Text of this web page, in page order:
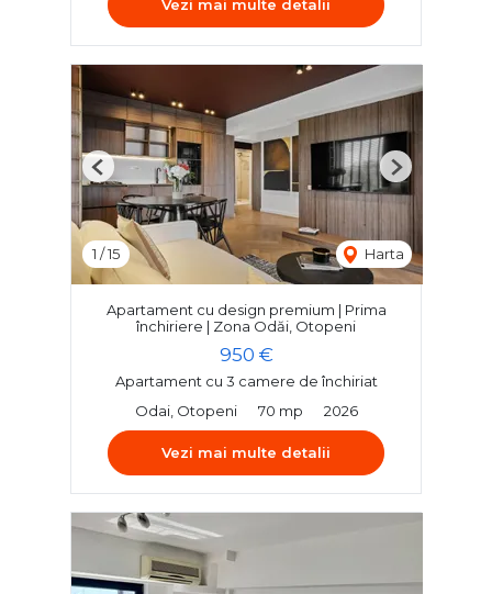
Vezi mai multe detalii
1 /15 Harta
Previous Next
Apartament cu design premium | Prima
închiriere | Zona Odăi, Otopeni
950 €
Apartament cu 3 camere de închiriat
Odai, Otopeni
70 mp 2026
Vezi mai multe detalii